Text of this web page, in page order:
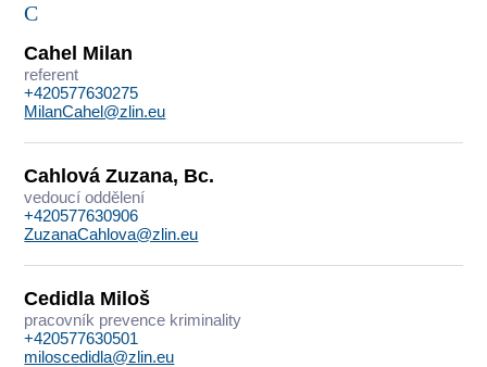
C
Cahel Milan
referent
+420577630275
MilanCahel@zlin.eu
Cahlová Zuzana, Bc.
vedoucí oddělení
+420577630906
ZuzanaCahlova@zlin.eu
Cedidla Miloš
pracovník prevence kriminality
+420577630501
miloscedidla@zlin.eu